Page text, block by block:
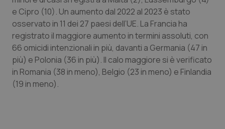
Piemonte
Provincia Autonoma di Bolzano
Provincia Autonoma di Trento
HIV
Infezioni & Febbre
Ipertensione & Scompenso
Malattie rare
e Cipro (10). Un aumento dal 2022 al 2023 è stato
osservato in 11 dei 27 paesi dell’UE. La Francia ha
registrato il maggiore aumento in termini assoluti, con
66 omicidi intenzionali in più, davanti a Germania (47 in
più) e Polonia (36 in più). Il calo maggiore si è verificato
in Romania (38 in meno), Belgio (23 in meno) e Finlandia
(19 in meno).